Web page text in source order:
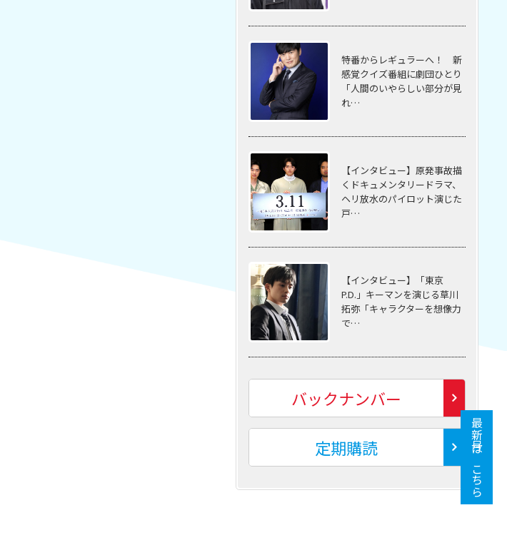
特番からレギュラーへ！ 新
感覚クイズ番組に劇団ひとり
「人間のいやらしい部分が見
れ…
【インタビュー】原発事故描
くドキュメンタリードラマ、
ヘリ放水のパイロット演じた
戸…
【インタビュー】「東京
P.D.」キーマンを演じる草川
拓弥「キャラクターを想像力
で…
バックナンバー
定期購読 最新号はこちら